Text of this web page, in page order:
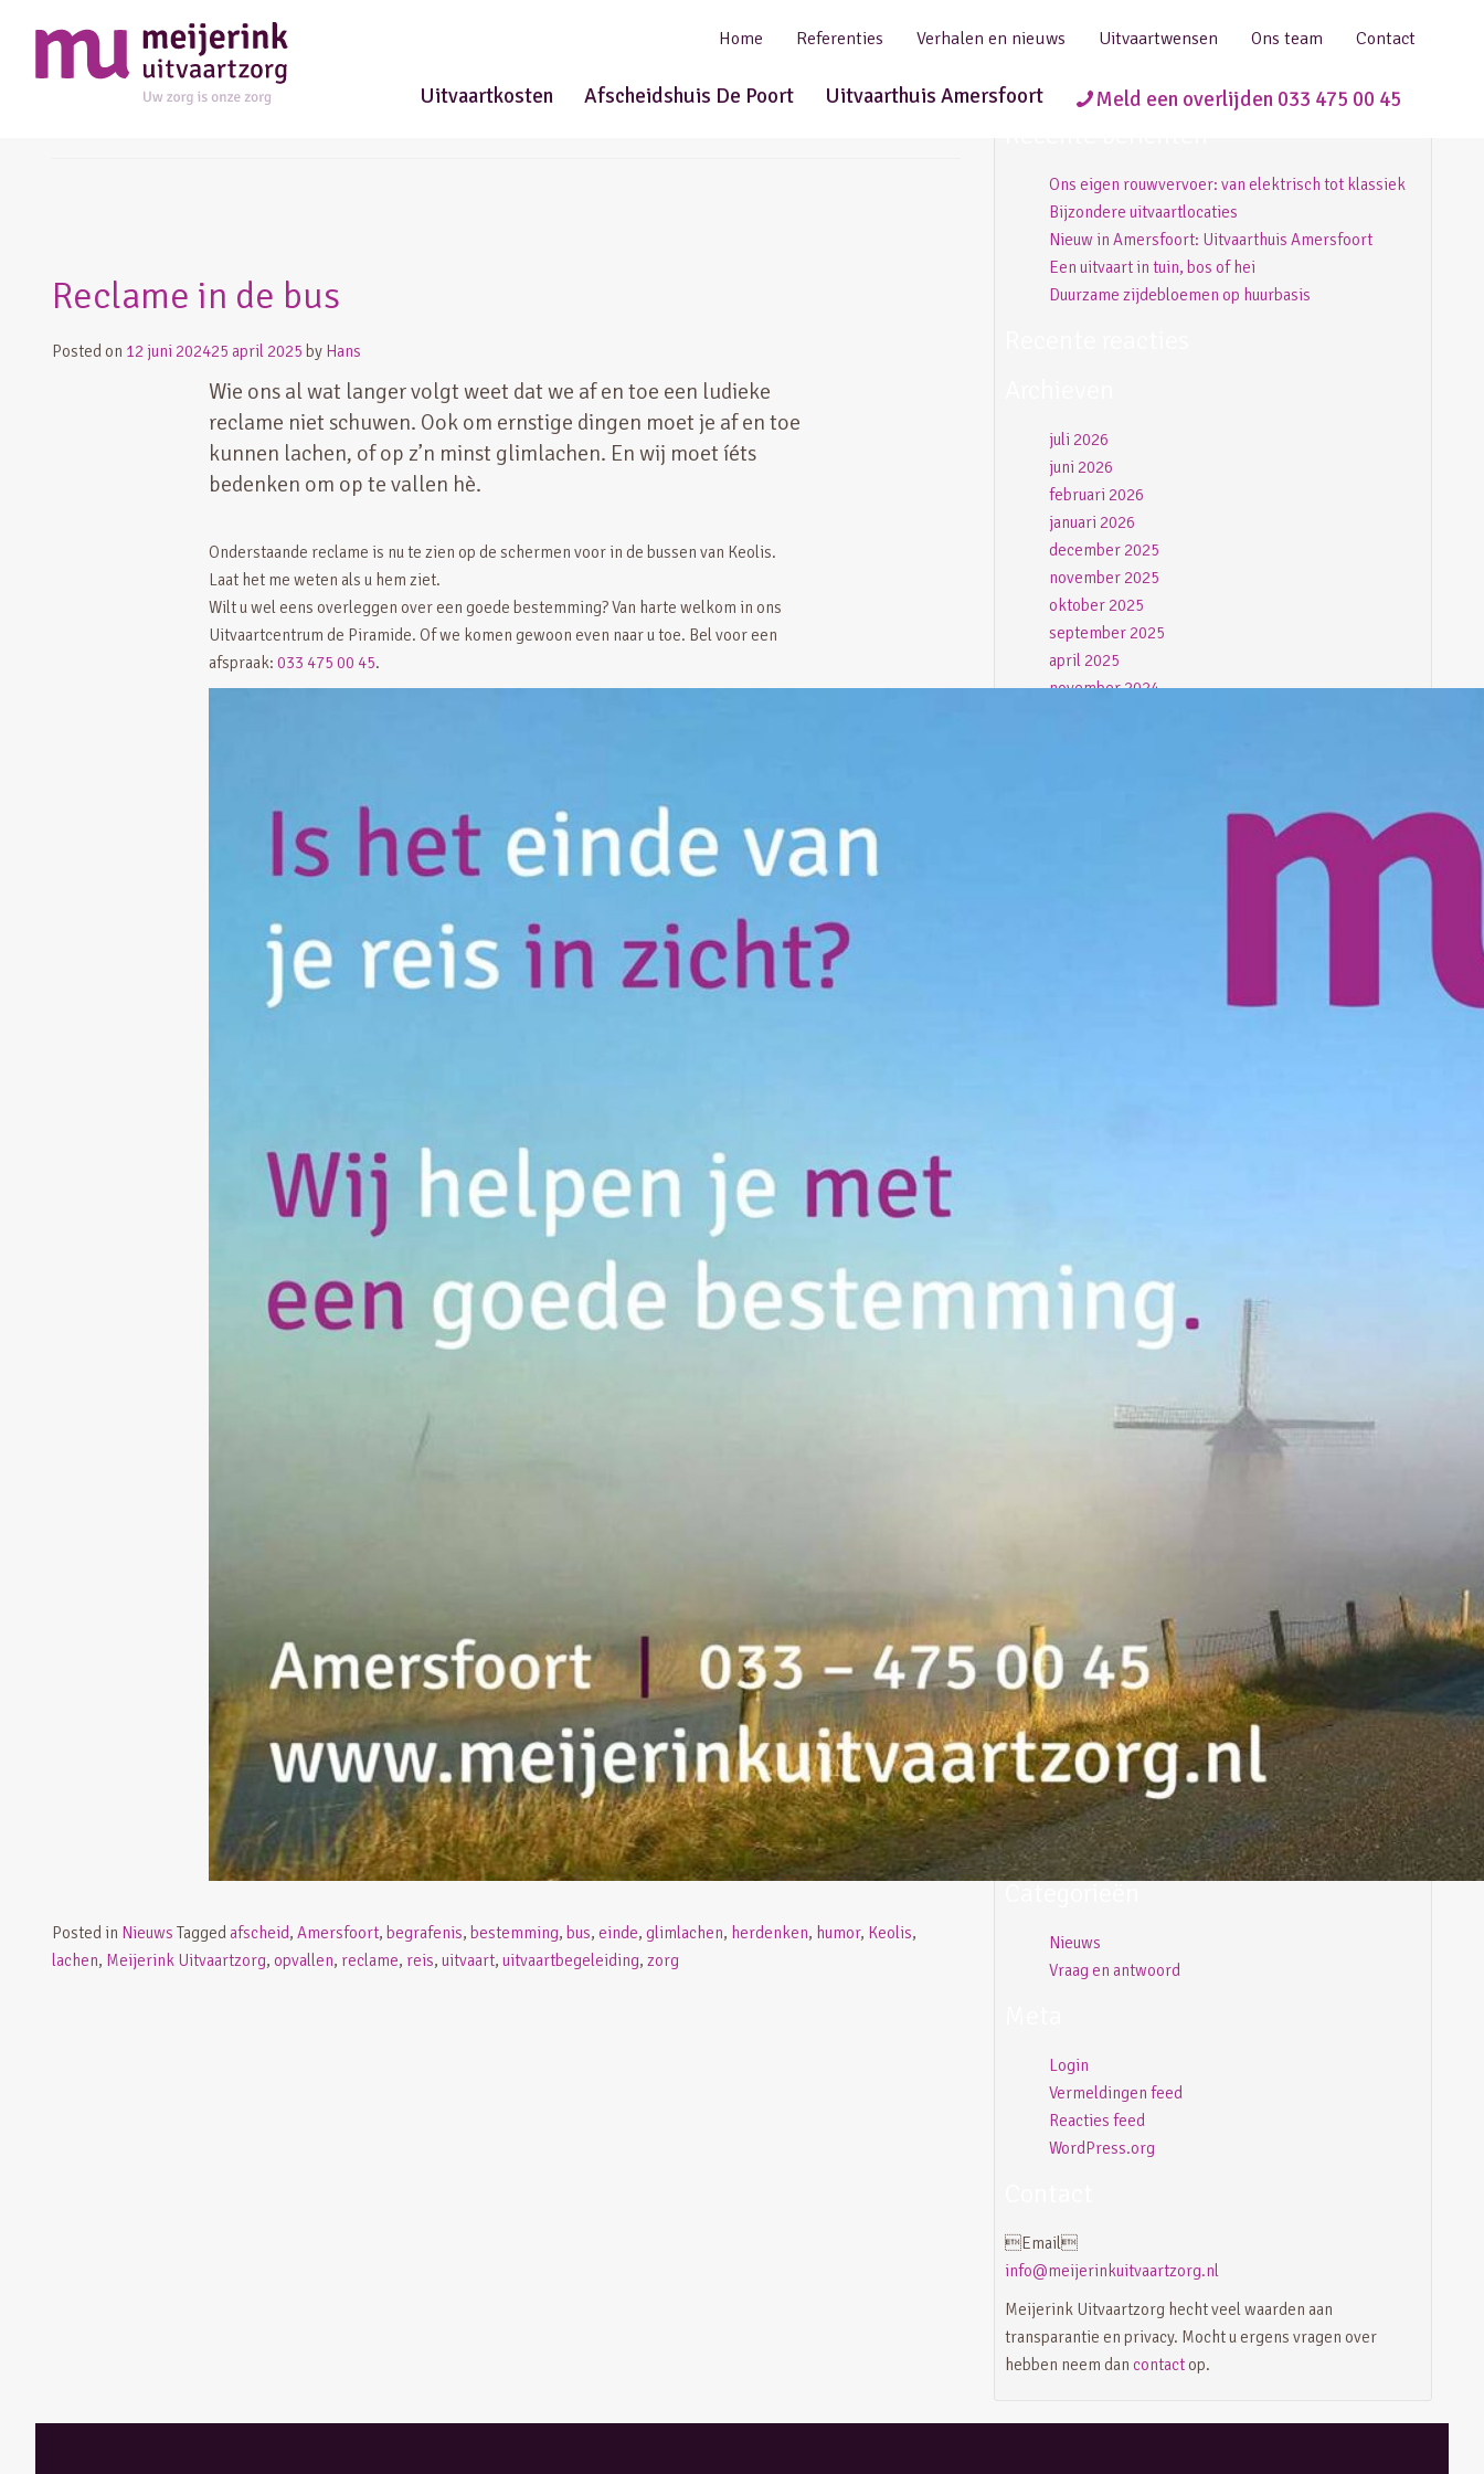
Home Referenties Verhalen en nieuws Uitvaartwensen Ons team Contact
Uitvaartkosten Afscheidshuis De Poort Uitvaarthuis Amersfoort Meld een overlijden 033 475 00 45
Reclame in de bus
Posted on 12 juni 202425 april 2025 by Hans
Wie ons al wat langer volgt weet dat we af en toe een ludieke
reclame niet schuwen. Ook om ernstige dingen moet je af en toe
kunnen lachen, of op z’n minst glimlachen. En wij moet íéts
bedenken om op te vallen hè.
Onderstaande reclame is nu te zien op de schermen voor in de bussen van Keolis.
Laat het me weten als u hem ziet.
Wilt u wel eens overleggen over een goede bestemming? Van harte welkom in ons
Uitvaartcentrum de Piramide. Of we komen gewoon even naar u toe. Bel voor een
afspraak:033 475 00 45.
Posted in Nieuws Taggedafscheid, Amersfoort, begrafenis, bestemming, bus, einde, glimlachen, herdenken, humor, Keolis,
lachen, Meijerink Uitvaartzorg, opvallen, reclame, reis, uitvaart, uitvaartbegeleiding, zorg
Ons eigen rouwvervoer: van elektrisch tot klassiek
Bijzondere uitvaartlocaties
Nieuw in Amersfoort: Uitvaarthuis Amersfoort
Een uitvaart in tuin, bos of hei
Duurzame zijdebloemen op huurbasis
juli 2026
juni 2026
februari 2026
januari 2026
december 2025
november 2025
oktober 2025
september 2025
april 2025
november 2024
juli 2017
juni 2017
maart 2017
februari 2017
november 2016
oktober 2016
december 2015
november 2015
oktober 2015
september 2015
juli 2015
mei 2015
april 2015
maart 2015
januari 2015
Nieuws
Vraag en antwoord
Login
Vermeldingen feed
Reacties feed
WordPress.org
Email
info@meijerinkuitvaartzorg.nl
Meijerink Uitvaartzorg hecht veel waarden aan
transparantie en privacy. Mocht u ergens vragen over
hebben neem dancontact op.